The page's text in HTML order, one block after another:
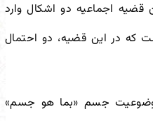
اجماعیه دو اشکال وارد
که در این قضیه، دو احتمال
جسم «بما هو جسم»